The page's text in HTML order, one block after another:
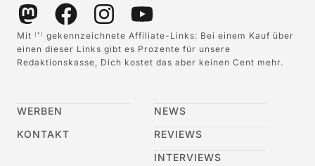
Mit (*)
gekennzeichnete Affiliate-Links: Bei einem Kauf über
einen dieser Links gibt es Prozente für unsere
Redaktionskasse, Dich kostet das aber keinen Cent mehr.
WERBEN
KONTAKT
NEWS
REVIEWS
INTERVIEWS